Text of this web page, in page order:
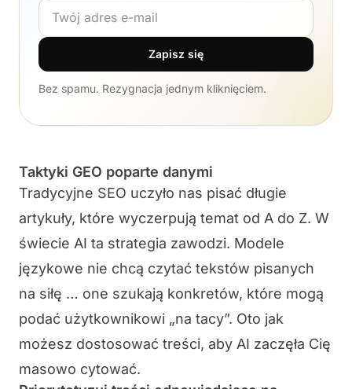
Adres e-mail
Zapisz się
Bez spamu. Rezygnacja jednym kliknięciem.
Taktyki GEO poparte danymi
Tradycyjne SEO uczyło nas pisać długie
artykuły, które wyczerpują temat od A do Z. W
świecie AI ta strategia zawodzi. Modele
językowe nie chcą czytać tekstów pisanych
na siłę … one szukają konkretów, które mogą
podać użytkownikowi „na tacy”. Oto jak
możesz dostosować treści, aby AI zaczęła Cię
masowo cytować.